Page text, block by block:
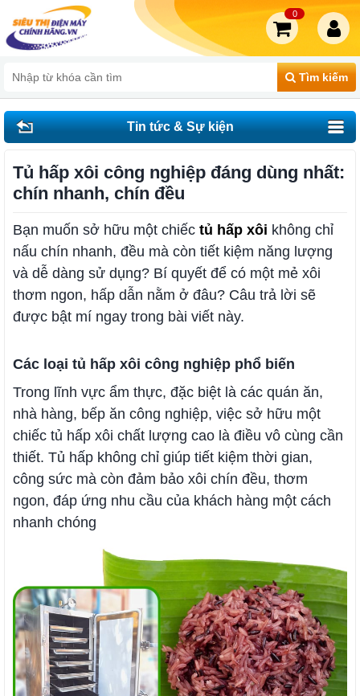
Tìm kiếm
0
Tin tức & Sự kiện
Tủ hấp xôi công nghiệp đáng dùng nhất:
chín nhanh, chín đều
Bạn muốn sở hữu một chiếc tủ hấp xôi không chỉ
nấu chín nhanh, đều mà còn tiết kiệm năng lượng
và dễ dàng sử dụng? Bí quyết để có một mẻ xôi
thơm ngon, hấp dẫn nằm ở đâu? Câu trả lời sẽ
được bật mí ngay trong bài viết này.
Các loại tủ hấp xôi công nghiệp phổ biến
Trong lĩnh vực ẩm thực, đặc biệt là các quán ăn,
nhà hàng, bếp ăn công nghiệp, việc sở hữu một
chiếc tủ hấp xôi chất lượng cao là điều vô cùng cần
thiết. Tủ hấp không chỉ giúp tiết kiệm thời gian,
công sức mà còn đảm bảo xôi chín đều, thơm
ngon, đáp ứng nhu cầu của khách hàng một cách
nhanh chóng